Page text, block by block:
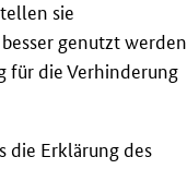
sie
genutzt werden
für die Verhinderung
die Erklärung des